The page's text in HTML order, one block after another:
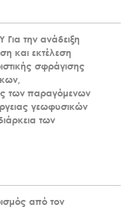
την ανάδειξη
και εκτέλεση
σφράγισης
των παραγόμενων
γεωφυσικών
των
από τον